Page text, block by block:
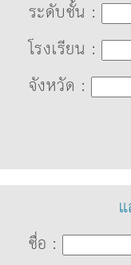
ระดับชั้น :
โรงเรียน :
จังหวัด :
ชื่อ :